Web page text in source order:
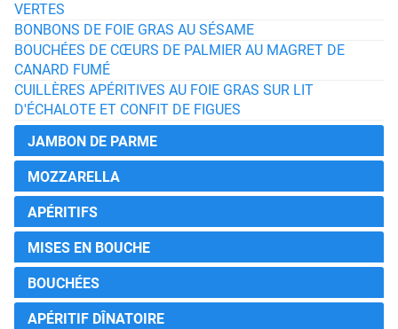
VERTES
BONBONS DE FOIE GRAS AU SÉSAME
BOUCHÉES DE CŒURS DE PALMIER AU MAGRET DE
CANARD FUMÉ
CUILLÈRES APÉRITIVES AU FOIE GRAS SUR LIT
D'ÉCHALOTE ET CONFIT DE FIGUES
JAMBON DE PARME
MOZZARELLA
APÉRITIFS
MISES EN BOUCHE
BOUCHÉES
APÉRITIF DÎNATOIRE